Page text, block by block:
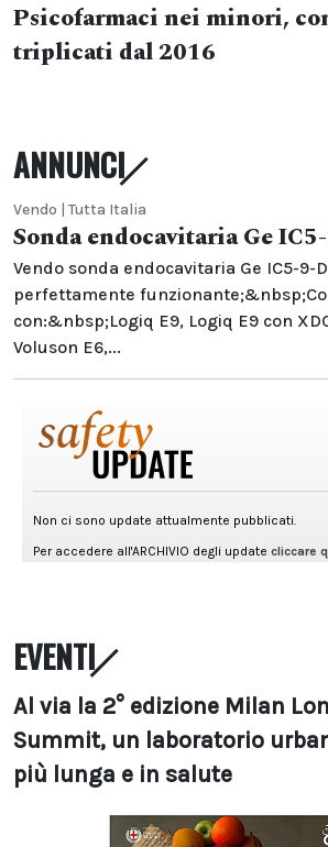
Psicofarmaci nei minori,
triplicati dal 2016
ANNUNCI
Vendo | Tutta Italia
Sonda endocavitaria Ge
Vendo sonda endocavitaria Ge IC5-9-
perfettamente
con:&nbsp;Logiq E9, Logiq E9 con
Voluson E6,...
EVENTI
Al via la 2° edizione Milan
Summit, un laboratorio
più lunga e in salute